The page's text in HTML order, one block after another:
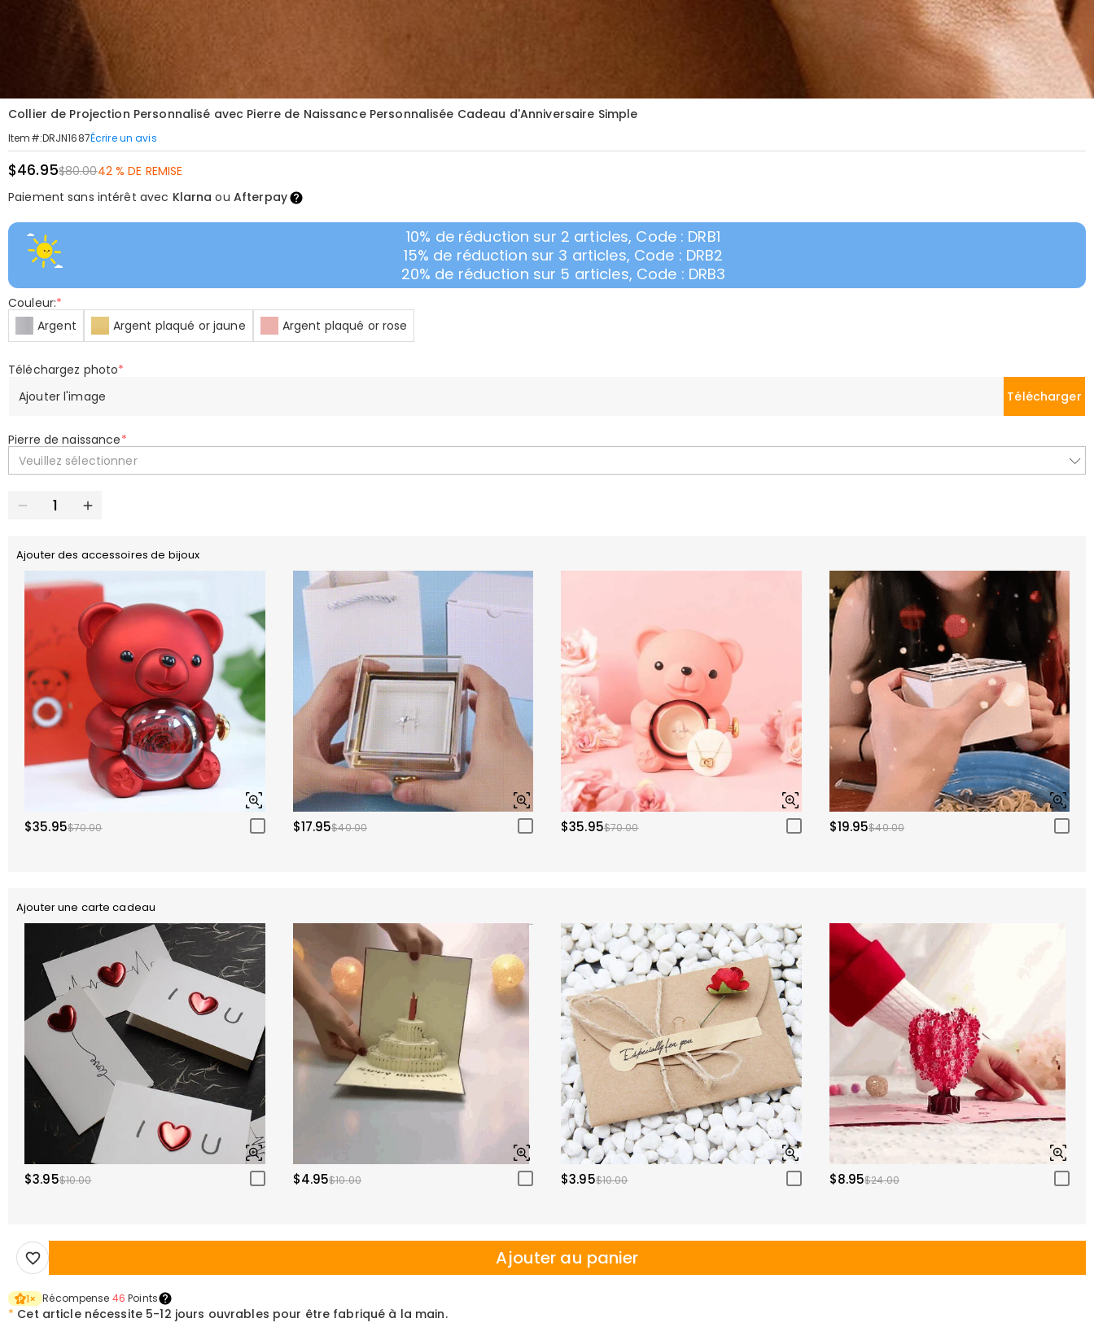
Collier de Projection Personnalisé avec Pierre de Naissance Personnalisée Cadeau d'Anniversaire Simple
Item#:DRJN1687Écrire un avis
$46.95$80.0042 % DE REMISE
Paiement sans intérêt avec Klarna ou Afterpay
10% de réduction sur 2 articles, Code : DRB1
15% de réduction sur 3 articles, Code : DRB2
20% de réduction sur 5 articles, Code : DRB3
Couleur:*
Argent
Argent plaqué or jaune Argent plaqué or rose
Téléchargez photo*
Ajouter l'image
Télécharger
Pierre de naissance*
Veuillez sélectionner
Ajouter des accessoires de bijoux
$35.95$70.00 $17.95$40.00 $35.95$70.00 $19.95$40.00
Ajouter une carte cadeau
$3.95$10.00 $4.95$10.00 $3.95$10.00 $8.95$24.00
Ajouter au panier
1× Récompense 46 Points
* Cet article nécessite 5-12 jours ouvrables pour être fabriqué à la main.